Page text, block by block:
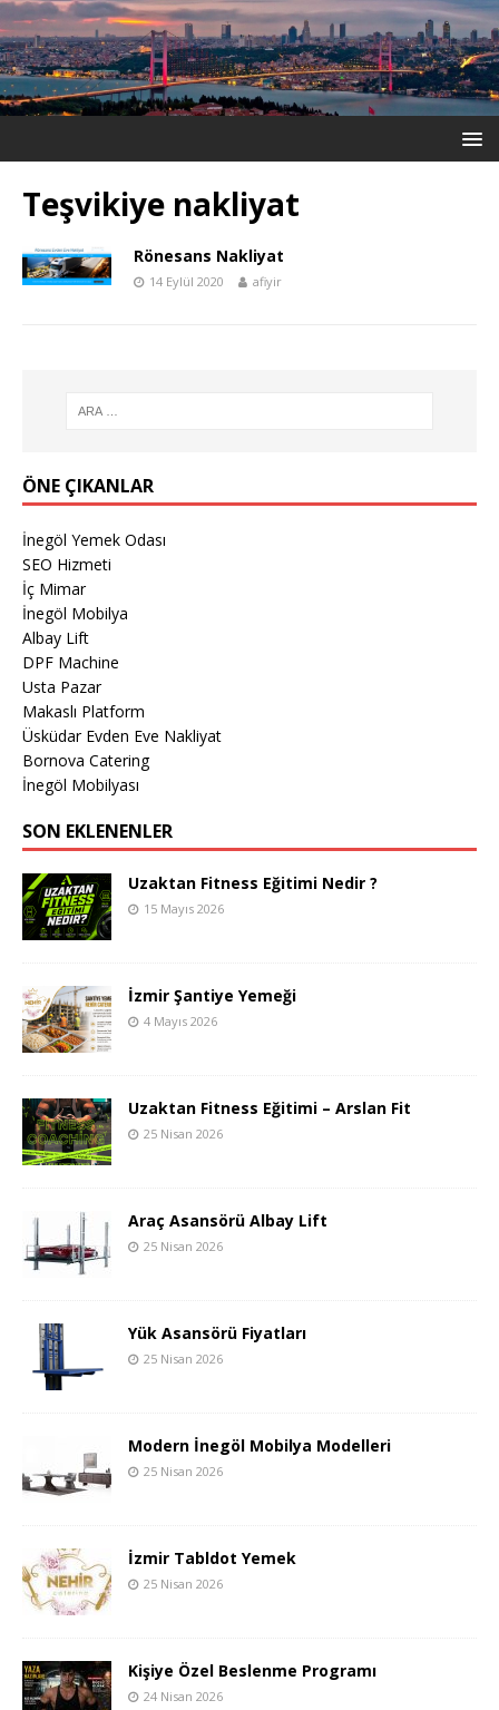
Teşvikiye nakliyat
Rönesans Nakliyat
14 Eylül 2020 afiyir
ÖNE ÇIKANLAR
İnegöl Yemek Odası
SEO Hizmeti
İç Mimar
İnegöl Mobilya
Albay Lift
DPF Machine
Usta Pazar
Makaslı Platform
Üsküdar Evden Eve Nakliyat
Bornova Catering
İnegöl Mobilyası
SON EKLENENLER
Uzaktan Fitness Eğitimi Nedir ?
15 Mayıs 2026
İzmir Şantiye Yemeği
4 Mayıs 2026
Uzaktan Fitness Eğitimi – Arslan Fit
25 Nisan 2026
Araç Asansörü Albay Lift
25 Nisan 2026
Yük Asansörü Fiyatları
25 Nisan 2026
Modern İnegöl Mobilya Modelleri
25 Nisan 2026
İzmir Tabldot Yemek
25 Nisan 2026
Kişiye Özel Beslenme Programı
24 Nisan 2026